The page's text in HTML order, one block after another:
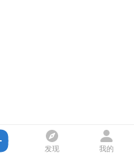
发现 我的